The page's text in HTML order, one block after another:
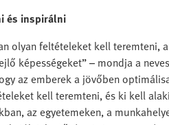
és inspirálni
olyan feltételeket kell teremteni,
képességeket” – mondja a
az emberek a jövőben
kell teremteni, és ki kell
az egyetemeken, a